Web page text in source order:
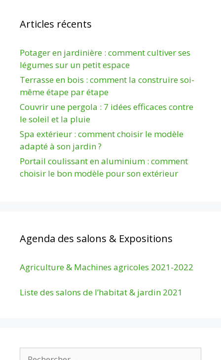
Articles récents
Potager en jardinière : comment cultiver ses
légumes sur un petit espace
Terrasse en bois : comment la construire soi-
même étape par étape
Couvrir une pergola : 7 idées efficaces contre
le soleil et la pluie
Spa extérieur : comment choisir le modèle
adapté à son jardin ?
Portail coulissant en aluminium : comment
choisir le bon modèle pour son extérieur
Agenda des salons & Expositions
Agriculture & Machines agricoles 2021-2022
Liste des salons de l’habitat & jardin 2021